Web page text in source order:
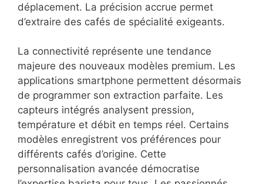
déplacement. La précision accrue permet
d’extraire des cafés de spécialité exigeants.
La connectivité représente une tendance
majeure des nouveaux modèles premium. Les
applications smartphone permettent désormais
de programmer son extraction parfaite. Les
capteurs intégrés analysent pression,
température et débit en temps réel. Certains
modèles enregistrent vos préférences pour
différents cafés d’origine. Cette
personnalisation avancée démocratise